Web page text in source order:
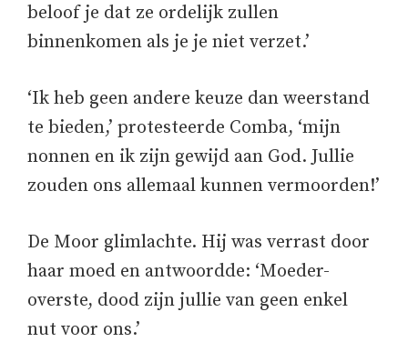
beloof je dat ze ordelijk zullen
binnenkomen als je je niet verzet.’
‘Ik heb geen andere keuze dan weerstand
te bieden,’ protesteerde Comba, ‘mijn
nonnen en ik zijn gewijd aan God. Jullie
zouden ons allemaal kunnen vermoorden!’
De Moor glimlachte. Hij was verrast door
haar moed en antwoordde: ‘Moeder-
overste, dood zijn jullie van geen enkel
nut voor ons.’